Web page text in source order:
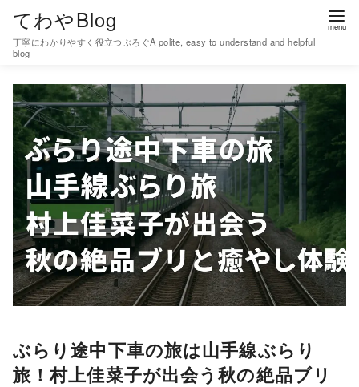
てわやBlog
丁寧にわかりやすく役立つぶろぐA polite, easy to understand and helpful
blog
ぶらり途中下車の旅は山手線ぶらり
旅！村上佳菜子が出会う秋の絶品ブリ